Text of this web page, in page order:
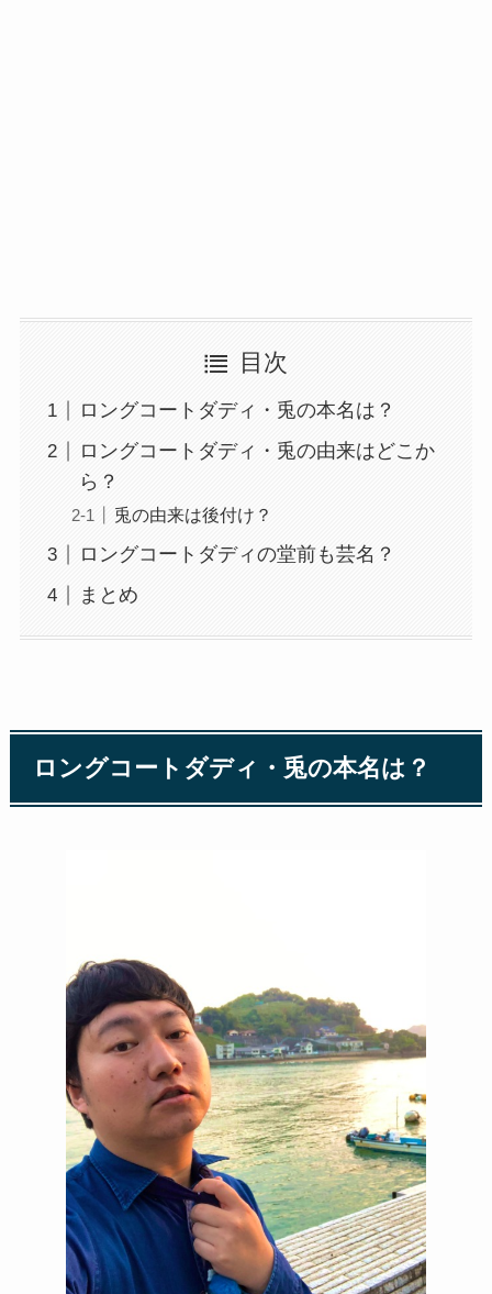
目次
ロングコートダディ・兎の本名は？
ロングコートダディ・兎の由来はどこか
ら？
兎の由来は後付け？
ロングコートダディの堂前も芸名？
まとめ
ロングコートダディ・兎の本名は？